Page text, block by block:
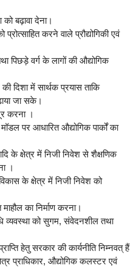
बढ़ावा देना।
करने वाले प्रौद्योगिकी एवं
पिछड़े वर्ग के लागों की औद्योगिक
दिशा में सार्थक प्रयास ताकि
जा सके।
करना ।
मॉडल पर आधारित औद्योगिक पार्कों का
के क्षेत्र में निजी निवेश से शैक्षणिक
।
के क्षेत्र में निजी निवेश को
का निर्माण करना।
व्यवस्था को सुगम, संवेदनशील तथा
हेतु सरकार की कार्यनीति निम्नवत् हैं
प्राधिकार, औद्योगिक कलस्टर एवं